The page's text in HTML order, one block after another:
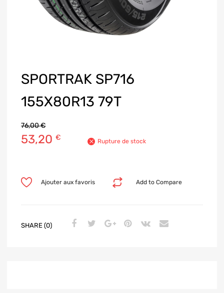
SPORTRAK SP716
155X80R13 79T
76,00€
53,20 € Rupture de stock
Add to Compare
Ajouter aux favoris
SHARE (0)